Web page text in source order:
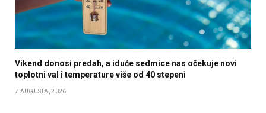
Vikend donosi predah, a iduće sedmice nas očekuje novi
toplotni val i temperature više od 40 stepeni
7 AUGUSTA, 2026